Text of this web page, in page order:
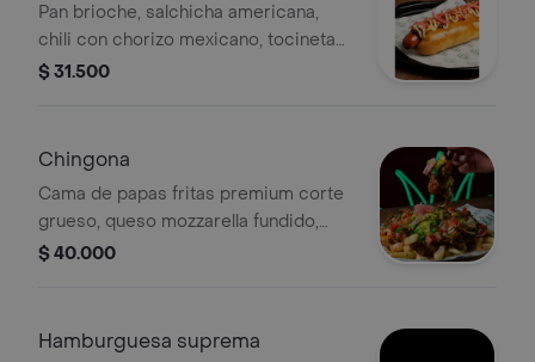
Pan brioche, salchicha americana,
chili con chorizo mexicano, tocineta
crujiente, cheddar fundido, mostaza,
papas a la francesa
$ 31.500
Chingona
Cama de papas fritas premium corte
grueso, queso mozzarella fundido,
salsa roja de la casa, pico de gallo,
(pecho de res) marinada en chiles y
$ 40.000
Hamburguesa suprema